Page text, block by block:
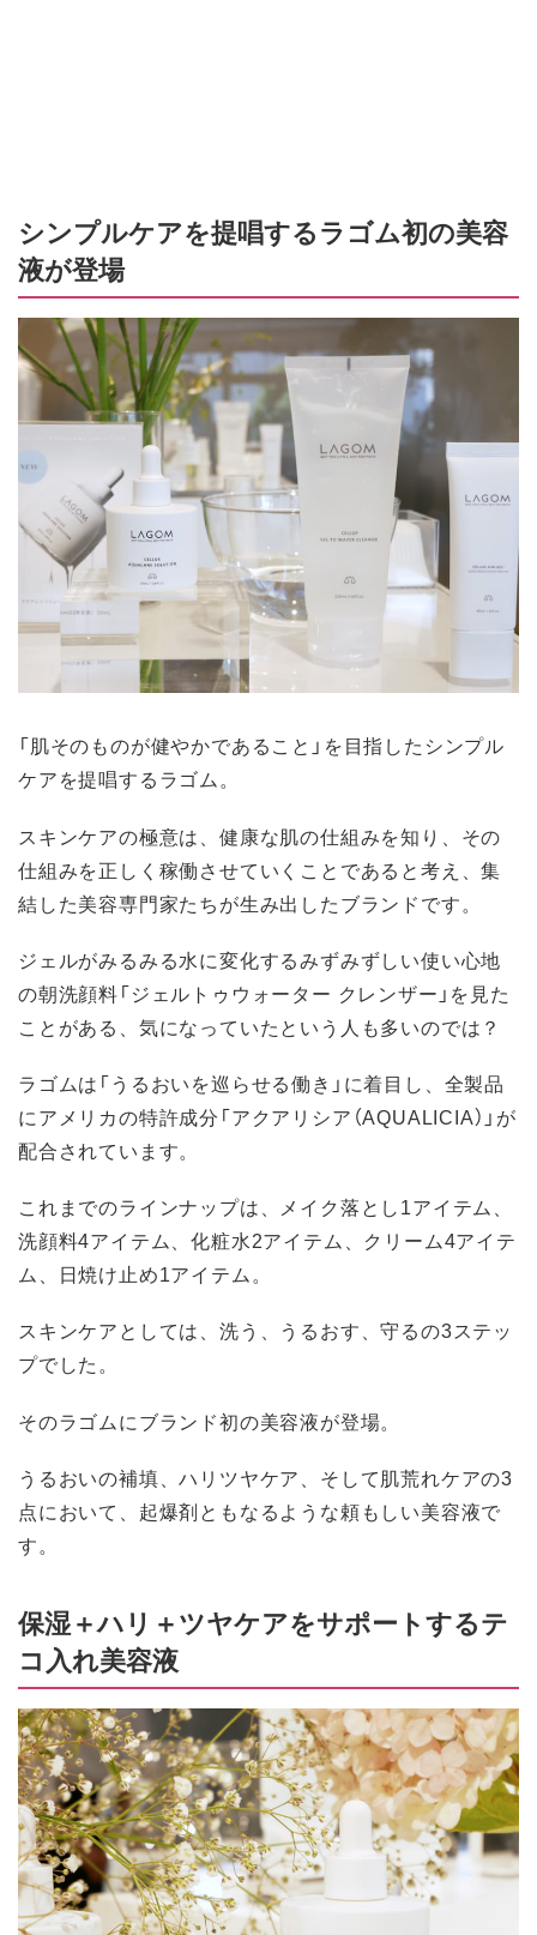
シンプルケアを提唱するラゴム初の美容
液が登場
「肌そのものが健やかであること」を目指したシンプル
ケアを提唱するラゴム。
スキンケアの極意は、健康な肌の仕組みを知り、その
仕組みを正しく稼働させていくことであると考え、集
結した美容専門家たちが生み出したブランドです。
ジェルがみるみる水に変化するみずみずしい使い心地
の朝洗顔料「ジェルトゥウォーター クレンザー」を見た
ことがある、気になっていたという人も多いのでは？
ラゴムは「うるおいを巡らせる働き」に着目し、全製品
にアメリカの特許成分「アクアリシア（AQUALICIA）」が
配合されています。
これまでのラインナップは、メイク落とし1アイテム、
洗顔料4アイテム、化粧水2アイテム、クリーム4アイテ
ム、日焼け止め1アイテム。
スキンケアとしては、洗う、うるおす、守るの3ステッ
プでした。
そのラゴムにブランド初の美容液が登場。
うるおいの補填、ハリツヤケア、そして肌荒れケアの3
点において、起爆剤ともなるような頼もしい美容液で
す。
保湿＋ハリ＋ツヤケアをサポートするテ
コ入れ美容液